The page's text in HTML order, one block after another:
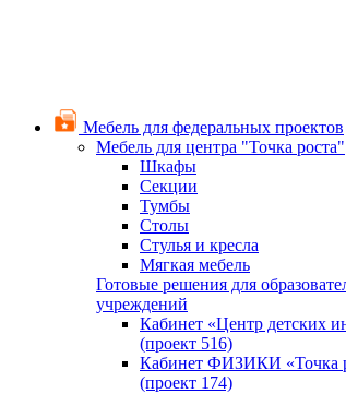
Мебель для федеральных проектов
Мебель для центра "Точка роста"
Шкафы
Секции
Тумбы
Столы
Стулья и кресла
Мягкая мебель
Готовые решения для
учреждений
Кабинет «Центр детских
(проект 516)
Кабинет ФИЗИКИ «Точка
(проект 174)